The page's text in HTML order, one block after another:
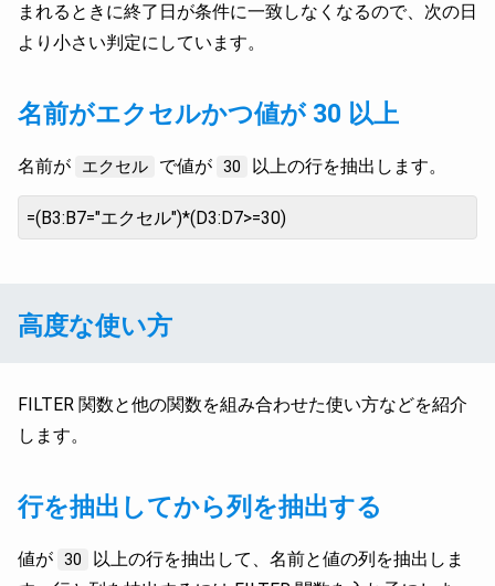
まれるときに終了日が条件に一致しなくなるので、次の日
より小さい判定にしています。
名前がエクセルかつ値が 30 以上
名前が エクセル で値が 30 以上の行を抽出します。
=(B3:B7="エクセル")*(D3:D7>=30)
高度な使い方
FILTER 関数と他の関数を組み合わせた使い方などを紹介
します。
行を抽出してから列を抽出する
値が 30
以上の行を抽出して、名前と値の列を抽出しま